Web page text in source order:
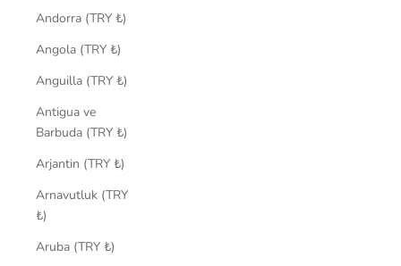
Andorra (TRY ₺)
Angola (TRY ₺)
Anguilla (TRY ₺)
Antigua ve
Barbuda (TRY ₺)
Arjantin (TRY ₺)
Arnavutluk (TRY
₺)
Aruba (TRY ₺)